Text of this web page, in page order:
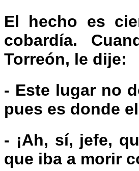
El hecho es
cobardía.
Torreón, le dije:
- Este lugar no
pues es donde
- ¡Ah, sí, jefe,
que iba a morir